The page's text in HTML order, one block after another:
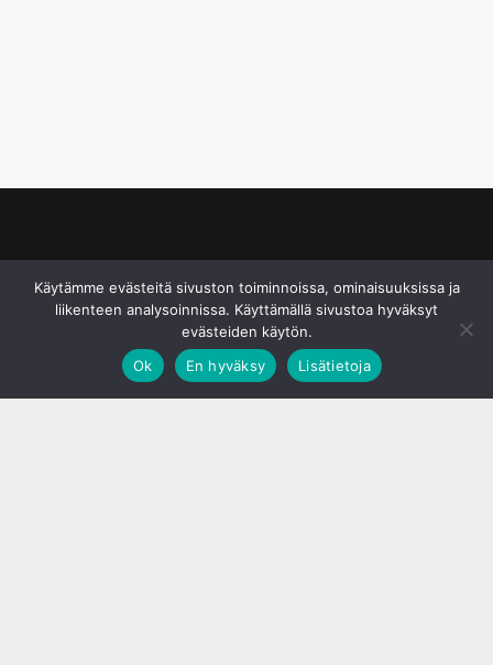
Käytämme evästeitä sivuston toiminnoissa, ominaisuuksissa ja
liikenteen analysoinnissa. Käyttämällä sivustoa hyväksyt
evästeiden käytön.
Ok
En hyväksy Lisätietoja